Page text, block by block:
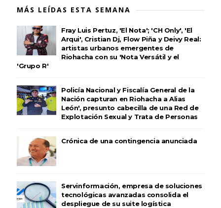
MÁS LEÍDAS ESTA SEMANA
Fray Luis Pertuz, 'El Nota'; 'CH Only', 'El
Arqui', Cristian Dj, Flow Piña y Deivy Real:
artistas urbanos emergentes de
Riohacha con su 'Nota Versátil y el
'Grupo R'
Policía Nacional y Fiscalía General de la
Nación capturan en Riohacha a Alias
León', presunto cabecilla de una Red de
Explotación Sexual y Trata de Personas
Crónica de una contingencia anunciada
Servinformación, empresa de soluciones
tecnológicas avanzadas consolida el
despliegue de su suite logística